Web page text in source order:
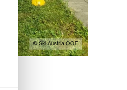
© Ski Austria OOE